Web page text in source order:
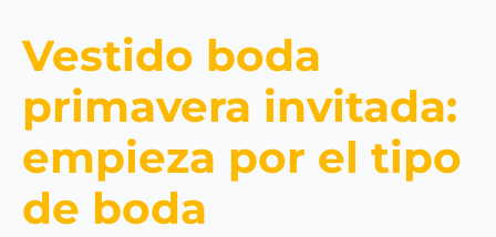
Vestido boda
primavera invitada:
empieza por el tipo
de boda